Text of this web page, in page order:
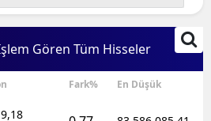
Gören Tüm Hisseler
Fark% En Düşük
9,18